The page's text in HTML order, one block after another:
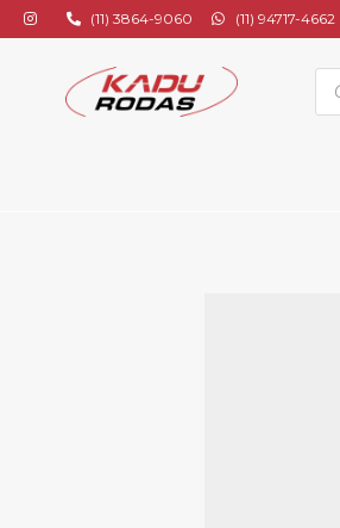
(11) 3864-9060 (11) 94717-4662